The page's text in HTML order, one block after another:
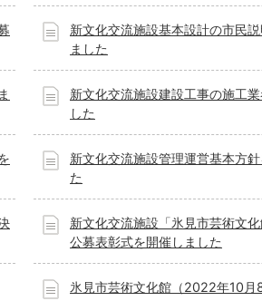
新文化交流施設基本設計の市民
ました
新文化交流施設建設工事の施工
した
新文化交流施設管理運営基本方
た
新文化交流施設「氷見市芸術文
公募表彰式を開催しました
氷見市芸術文化館（2022年10月8